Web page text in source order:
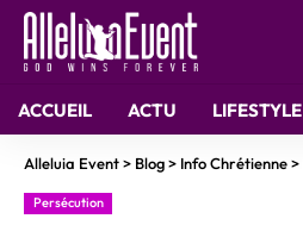
ACCUEIL ACTU LIFESTYLE
Alleluia Event> Blog> Info Chrétienne>
Persécution